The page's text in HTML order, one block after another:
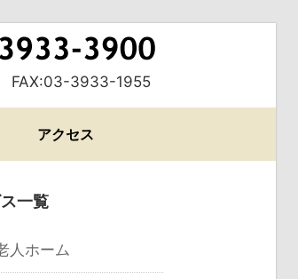
FAX:03-3933-1955
アクセス
一覧
人ホーム